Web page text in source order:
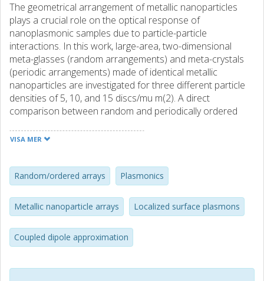
The geometrical arrangement of metallic nanoparticles
plays a crucial role on the optical response of
nanoplasmonic samples due to particle-particle
interactions. In this work, large-area, two-dimensional
meta-glasses (random arrangements) and meta-crystals
(periodic arrangements) made of identical metallic
nanoparticles are investigated for three different particle
densities of 5, 10, and 15 discs/mu m(2). A direct
comparison between random and periodically ordered
the particle density has the largest influence on the
from diffraction effects is strikingly similar in both cases.
The role of the radial density function and minimum
particle distance is also determined. This study elucidates
the role of the particle-particle interactions on the
response of plasmonic nanoparticles and indicates how to
control position and shape of the plasmonic resonance.
VISA MER
Random/ordered arrays Plasmonics
Metallic nanoparticle arrays Localized surface plasmons
Coupled dipole approximation